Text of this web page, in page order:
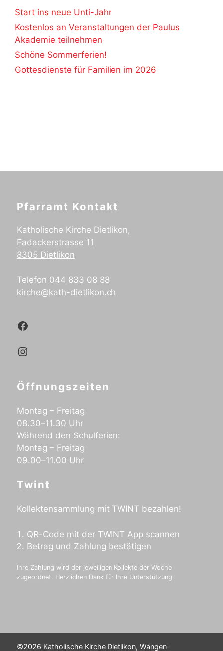
Start ins neue Unti-Jahr
Kostenlos an Veranstaltungen der Paulus
Akademie teilnehmen
Schöne Sommerferien!
Gottesdienste für Familien im 2026
Pfarramt Kontakt
Katholische Kirche Dietlikon,
Fadackerstrasse 11
8305 Dietlikon
Telefon 044 833 08 88
kirche@kath-dietlikon.ch
Kath.Dietlikon Facebook
Kath.Dietlikon Instagram
Öffnungszeiten
Montag – Freitag
08.30–11.30 Uhr
Während den Schulferien:
Montag – Freitag
09.00–11.00 Uhr
Twint
Kollektensammlung mit TWINT bezahlen!
QR-Code mit der TWINT App scannen
Betrag und Zahlung bestätigen
Ihre Zahlung wird der jeweiligen Kollekte der Woche
zugeordnet. Herzlichen Dank für Ihre Unterstützung
©2026 Katholische Kirche Dietlikon, Wangen-